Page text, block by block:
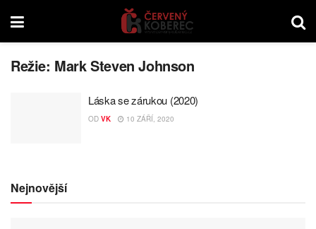
Režie: Mark Steven Johnson
Láska se zárukou (2020)
OD VK 10 ZÁŘÍ, 2020
Nejnovější